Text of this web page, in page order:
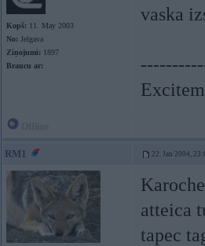
Kopš: 11. May 2003
No: Jelgava
Ziņojumi: 1897
Braucu ar:
vaska
RM1 22. Jan 2004,
atteica
tapec